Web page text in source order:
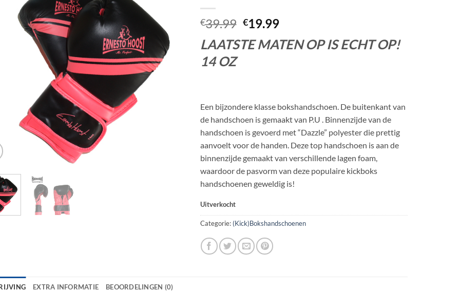
€39.99 Oorspronkelijke
was:
€19.99Huidige
is:
LAATSTE MATEN OP IS ECHT OP!
14 OZ
Een bijzondere klasse bokshandschoen. De buitenkant van
de handschoen is gemaakt van P.U . Binnenzijde van de
handschoen is gevoerd met “Dazzle” polyester die prettig
aanvoelt voor de handen. Deze top handschoen is aan de
binnenzijde gemaakt van verschillende lagen foam,
waardoor de pasvorm van deze populaire kickboks
handschoenen geweldig is!
Uitverkocht
Categorie: (Kick)Bokshandschoenen
EXTRA INFORMATIE BEOORDELINGEN (0)